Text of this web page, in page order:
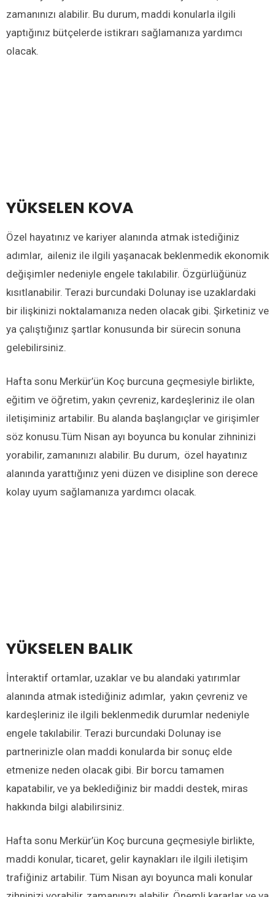
zamanınızı alabilir. Bu durum, maddi konularla ilgili
yaptığınız bütçelerde istikrarı sağlamanıza yardımcı
olacak.
YÜKSELEN KOVA
Özel hayatınız ve kariyer alanında atmak istediğiniz
adımlar, aileniz ile ilgili yaşanacak beklenmedik ekonomik
değişimler nedeniyle engele takılabilir. Özgürlüğünüz
kısıtlanabilir. Terazi burcundaki Dolunay ise uzaklardaki
bir ilişkinizi noktalamanıza neden olacak gibi. Şirketiniz ve
ya çalıştığınız şartlar konusunda bir sürecin sonuna
gelebilirsiniz.
Hafta sonu Merkür’ün Koç burcuna geçmesiyle birlikte,
eğitim ve öğretim, yakın çevreniz, kardeşleriniz ile olan
iletişiminiz artabilir. Bu alanda başlangıçlar ve girişimler
söz konusu.Tüm Nisan ayı boyunca bu konular zihninizi
yorabilir, zamanınızı alabilir. Bu durum, özel hayatınız
alanında yarattığınız yeni düzen ve disipline son derece
kolay uyum sağlamanıza yardımcı olacak.
YÜKSELEN BALIK
İnteraktif ortamlar, uzaklar ve bu alandaki yatırımlar
alanında atmak istediğiniz adımlar, yakın çevreniz ve
kardeşleriniz ile ilgili beklenmedik durumlar nedeniyle
engele takılabilir. Terazi burcundaki Dolunay ise
partnerinizle olan maddi konularda bir sonuç elde
etmenize neden olacak gibi. Bir borcu tamamen
kapatabilir, ve ya beklediğiniz bir maddi destek, miras
hakkında bilgi alabilirsiniz.
Hafta sonu Merkür’ün Koç burcuna geçmesiyle birlikte,
maddi konular, ticaret, gelir kaynakları ile ilgili iletişim
trafiğiniz artabilir. Tüm Nisan ayı boyunca mali konular